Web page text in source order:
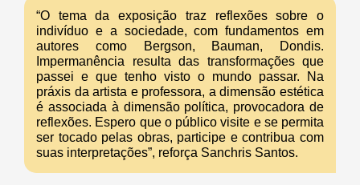
“O tema da exposição traz reflexões sobre o
indivíduo e a sociedade, com fundamentos em
autores como Bergson, Bauman, Dondis.
Impermanência resulta das transformações que
passei e que tenho visto o mundo passar. Na
práxis da artista e professora, a dimensão estética
é associada à dimensão política, provocadora de
reflexões. Espero que o público visite e se permita
ser tocado pelas obras, participe e contribua com
suas interpretações”, reforça Sanchris Santos.